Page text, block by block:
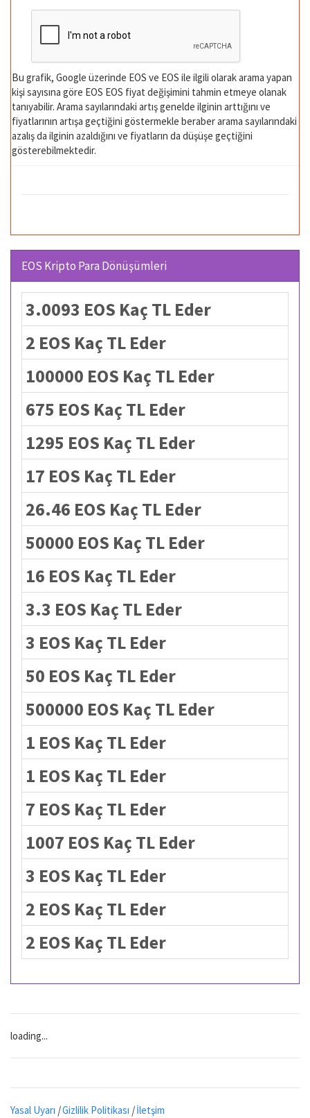
Bu grafik, Google üzerinde EOS ve EOS ile ilgili olarak arama yapan
kişi sayısına göre EOS EOS fiyat değişimini tahmin etmeye olanak
tanıyabilir. Arama sayılarındaki artış genelde ilginin arttığını ve
fiyatlarının artışa geçtiğini göstermekle beraber arama sayılarındaki
azalış da ilginin azaldığını ve fiyatların da düşüşe geçtiğini
gösterebilmektedir.
EOS Kripto Para Dönüşümleri
3.0093 EOS Kaç TL Eder
2 EOS Kaç TL Eder
100000 EOS Kaç TL Eder
675 EOS Kaç TL Eder
1295 EOS Kaç TL Eder
17 EOS Kaç TL Eder
26.46 EOS Kaç TL Eder
50000 EOS Kaç TL Eder
16 EOS Kaç TL Eder
3.3 EOS Kaç TL Eder
3 EOS Kaç TL Eder
50 EOS Kaç TL Eder
500000 EOS Kaç TL Eder
1 EOS Kaç TL Eder
1 EOS Kaç TL Eder
7 EOS Kaç TL Eder
1007 EOS Kaç TL Eder
3 EOS Kaç TL Eder
2 EOS Kaç TL Eder
2 EOS Kaç TL Eder
loading...
Yasal Uyarı |Gizlilik Politikası |İletşim